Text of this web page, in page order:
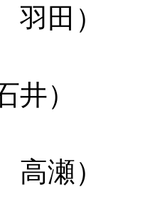
羽田）
井）
高瀬）